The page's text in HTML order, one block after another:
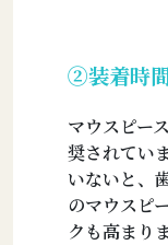
②装着時
マウスピー
奨されてい
いないと、
のマウスピ
クも高まりま